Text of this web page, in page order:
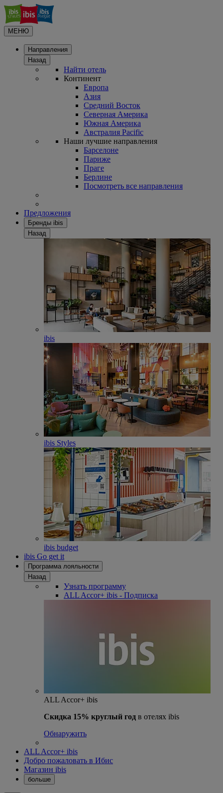
МЕНЮ
Направления
Назад
Найти отель
Континент
Европа
Азия
Средний Восток
Северная Америка
Южная Америка
Австралия Pacific
Наши лучшие направления
Барселоне
Париже
Праге
Берлине
Посмотреть все направления
Предложения
Бренды ibis
Назад
ibis
ibis Styles
ibis budget
ibis Go get it
Программа лояльности
Назад
Узнать программу
ALL Accor+ ibis - Подписка
ALL Accor+ ibis
Скидка 15% круглый год в отелях ibis
Обнаружить
ALL Accor+ ibis
Добро пожаловать в Ибис
Магазин ibis
больше